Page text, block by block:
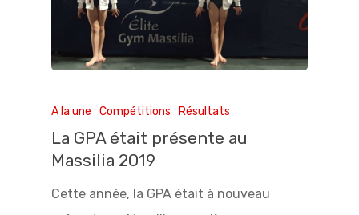
A la une Compétitions Résultats
La GPA était présente au
Massilia 2019
Cette année, la GPA était à nouveau